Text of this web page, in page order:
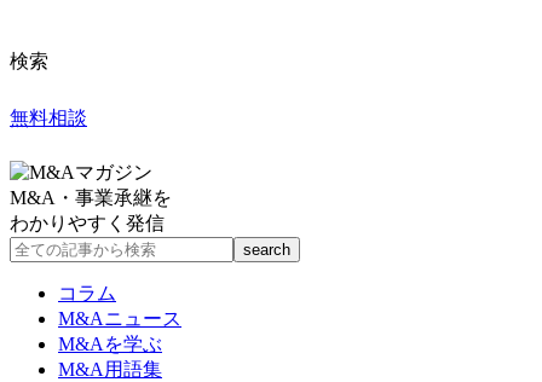
検索
無料相談
M&A・事業承継を
わかりやすく発信
コラム
M&Aニュース
M&Aを学ぶ
M&A用語集